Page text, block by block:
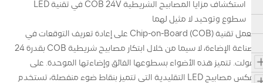
استكشاف مزايا المصابيح الشريطية COB 24V في تقنية LED
سطوع وتوحيد لا مثيل لهما
تعمل تقنية Chip-on-Board (COB) على إعادة تعريف التوقعات في
صناعة الإضاءة، لا سيما من خلال ابتكار مصابيح شريطية COB بقدرة 24
فولت. تتميز هذه الأضواء بسطوعها الفائق وإضاءتها الموحدة. على
عكس مصابيح LED التقليدية التي تتميز بنقاط ضوء منفصلة، ​​تستخدم